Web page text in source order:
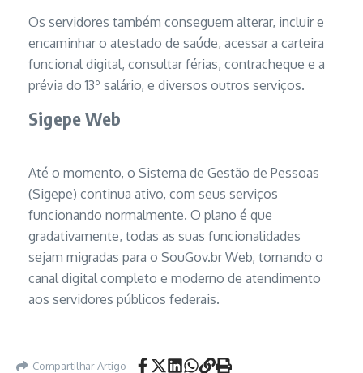
Os servidores também conseguem alterar, incluir e
encaminhar o atestado de saúde, acessar a carteira
funcional digital, consultar férias, contracheque e a
prévia do 13º salário, e diversos outros serviços.
Sigepe Web
Até o momento, o Sistema de Gestão de Pessoas
(Sigepe) continua ativo, com seus serviços
funcionando normalmente. O plano é que
gradativamente, todas as suas funcionalidades
sejam migradas para o SouGov.br Web, tornando o
canal digital completo e moderno de atendimento
aos servidores públicos federais.
Compartilhar Artigo